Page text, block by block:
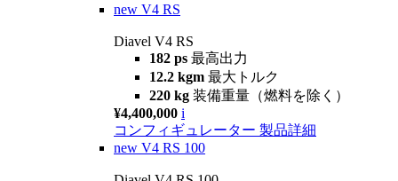
new V4 RS
Diavel V4 RS
182 ps 最高出力
12.2 kgm 最大トルク
220 kg 装備重量（燃料を除く）
¥4,400,000 i
コンフィギュレーター 製品詳細
new V4 RS 100